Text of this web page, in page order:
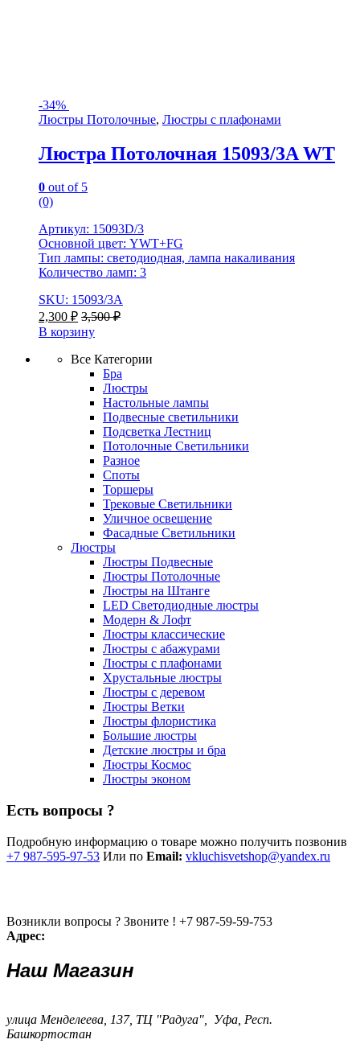
-34%
Люстры Потолочные, Люстры с плафонами
Люстра Потолочная 15093/3A WT
0 out of 5
(0)
Артикул: 15093D/3
Основной цвет: YWT+FG
Тип лампы: светодиодная, лампа накаливания
Количество ламп: 3
SKU: 15093/3A
2,300 ₽ 3,500₽
В корзину
Все Категории
Бра
Люстры
Настольные лампы
Подвесные светильники
Подсветка Лестниц
Потолочные Светильники
Разное
Споты
Торшеры
Трековые Светильники
Уличное освещение
Фасадные Светильники
Люстры
Люстры Подвесные
Люстры Потолочные
Люстры на Штанге
LED Светодиодные люстры
Модерн & Лофт
Люстры классические
Люстры с абажурами
Люстры с плафонами
Хрустальные люстры
Люстры с деревом
Люстры Ветки
Люстры флористика
Большие люстры
Детские люстры и бра
Люстры Космос
Люстры эконом
Есть вопросы ?
Подробную информацию о товаре можно получить позвонив
+7 987-595-97-53 Или по Email: vkluchisvetshop@yandex.ru
Возникли вопросы ? Звоните ! +7 987-59-59-753
Адрес:
Наш Магазин
улица Менделеева, 137, ТЦ "Радуга", Уфа, Респ.
Башкортостан